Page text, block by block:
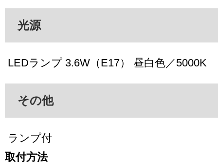
光源
LEDランプ 3.6W（E17） 昼白色／5000K
その他
ランプ付
取付方法